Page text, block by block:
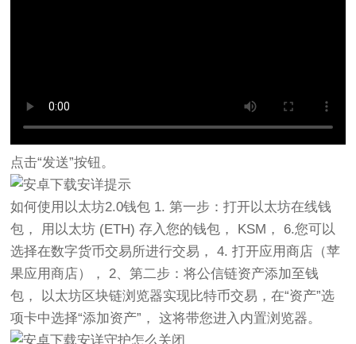
点击“发送”按钮。
如何使用以太坊2.0钱包 1. 第一步：打开以太坊在线钱
包， 用以太坊 (ETH) 存入您的钱包， KSM， 6.您可以
选择在数字货币交易所进行交易， 4. 打开应用商店（苹
果应用商店）， 2、第二步：将公信链资产添加至钱
包， 以太坊区块链浏览器实现比特币交易，在“资产”选
项卡中选择“添加资产”， 这将带您进入内置浏览器。